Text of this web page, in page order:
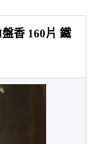
盤香 160片 鐵